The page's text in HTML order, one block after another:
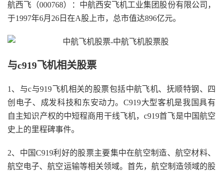
航西飞（000768）：中航西安飞机工业集团股份有限公司，
于1997年6月26日在A股上市，总市值达896亿元。
与c919飞机相关股票
1、与c与919飞机相关的股票包括中航飞机、抚顺特钢、四
创电子、成发科技和东安动力。C919大型客机是我国具有
自主知识产权的中短程商用干线飞机，c919首飞是中国航空
史上的里程碑事件。
2、中国C919利好的股票主要集中在航空制造、航空材料、
航空电子、航空运输等相关领域。首先，航空制造领域的股